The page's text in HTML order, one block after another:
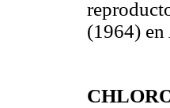
(1964) en